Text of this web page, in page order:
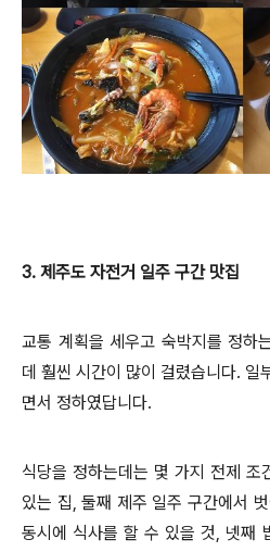
3. 제주도 자전거 일주 구간 맛집
교통 계획을 세우고 숙박지를 정하
데 훨씬 시간이 많이 걸렸습니다. 일
면서 정하였답니다.
식당을 정하는데는 몇 가지 전제 조
있는 집, 둘째 제주 일주 구간에서
동시에 식사를 할 수 있을 것, 넷째